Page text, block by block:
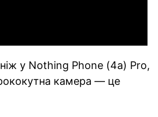
у Nothing Phone (4a) Pro,
камера — це